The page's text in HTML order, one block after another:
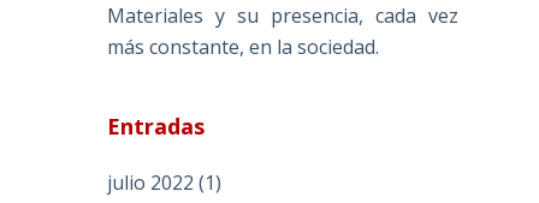
Materiales y su presencia, cada vez
más constante, en la sociedad.
Entradas
julio 2022 (1)